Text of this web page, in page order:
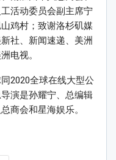
活动委员会副主席宁
鸡村；致谢洛杉矶媒
社、新闻速递、美洲
电视。
2020全球在线大型公
演是孙耀宁、总编辑
商会和星海娱乐。